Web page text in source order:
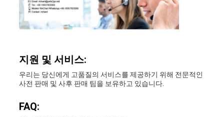
지원 및 서비스:
우리는 당신에게 고품질의 서비스를 제공하기 위해 전문적인
사전 판매 및 사후 판매 팀을 보유하고 있습니다.
FAQ: